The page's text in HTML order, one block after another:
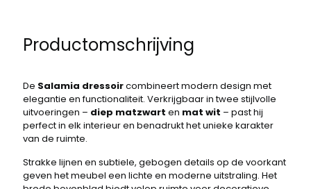
Productomschrijving
De Salamia dressoircombineert modern design met
elegantie en functionaliteit. Verkrijgbaar in twee stijlvolle
uitvoeringen – diep matzwart en mat wit – past hij
perfect in elk interieur en benadrukt het unieke karakter
van de ruimte.
Strakke lijnen en subtiele, gebogen details op de voorkant
geven het meubel een lichte en moderne uitstraling. Het